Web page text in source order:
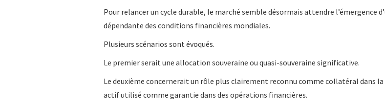
Pour relancer un cycle durable, le marché semble désormais attendre l’émergence
dépendante des conditions financières mondiales.
Plusieurs scénarios sont évoqués.
Le premier serait une allocation souveraine ou quasi-souveraine significative.
Le deuxième concernerait un rôle plus clairement reconnu comme collatéral dans
actif utilisé comme garantie dans des opérations financières.